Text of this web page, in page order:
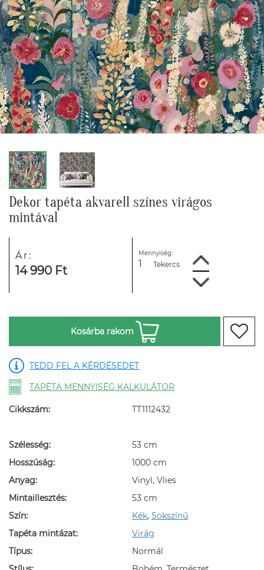
Dekor tapéta akvarell színes virágos
mintával
Ár:
14 990 Ft
Mennyiség:
Tekercs
Kosárba rakom
TEDD FEL A KÉRDÉSEDET
TAPÉTA MENNYISÉG KALKULÁTOR
Cikkszám: TT1112432
Szélesség:
53 cm
Hosszúság:
1000 cm
Anyag:
Vinyl, Vlies
Mintaillesztés:
53 cm
Szín:
Kék, Sokszínű
Tapéta mintázat:
Virág
Típus:
Normál